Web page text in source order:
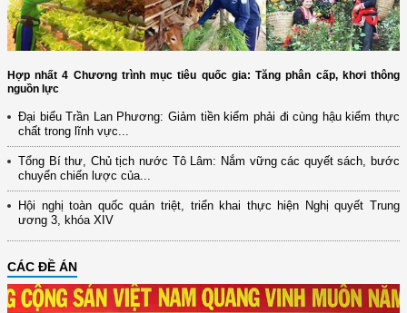
Hợp nhất 4 Chương trình mục tiêu quốc gia: Tăng phân cấp, khơi thông
nguồn lực
Đại biểu Trần Lan Phương: Giảm tiền kiểm phải đi cùng hậu kiểm thực
chất trong lĩnh vực...
Tổng Bí thư, Chủ tịch nước Tô Lâm: Nắm vững các quyết sách, bước
chuyển chiến lược của...
Hội nghị toàn quốc quán triệt, triển khai thực hiện Nghị quyết Trung
ương 3, khóa XIV
CÁC ĐỀ ÁN